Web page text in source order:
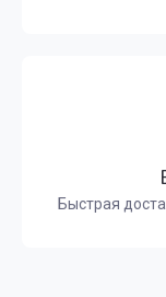
Быстрая